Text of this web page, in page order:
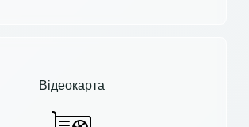
Відеокарта